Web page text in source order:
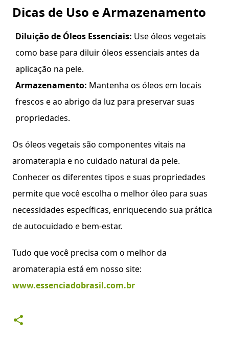
Dicas de Uso e Armazenamento
Diluição de Óleos Essenciais: Use óleos vegetais
como base para diluir óleos essenciais antes da
aplicação na pele.
Armazenamento: Mantenha os óleos em locais
frescos e ao abrigo da luz para preservar suas
propriedades.
Os óleos vegetais são componentes vitais na
aromaterapia e no cuidado natural da pele.
Conhecer os diferentes tipos e suas propriedades
permite que você escolha o melhor óleo para suas
necessidades específicas, enriquecendo sua prática
de autocuidado e bem-estar.
Tudo que você precisa com o melhor da
aromaterapia está em nosso site:
www.essenciadobrasil.com.br